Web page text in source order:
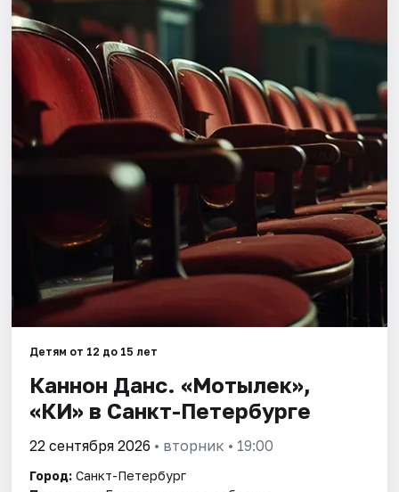
Города
Площадки
Артисты
Детям от 12 до 15 лет
Каннон Данс. «Мотылек»,
«КИ» в Санкт-Петербурге
22 сентября 2026 • вторник • 19:00
Город: Санкт-Петербург